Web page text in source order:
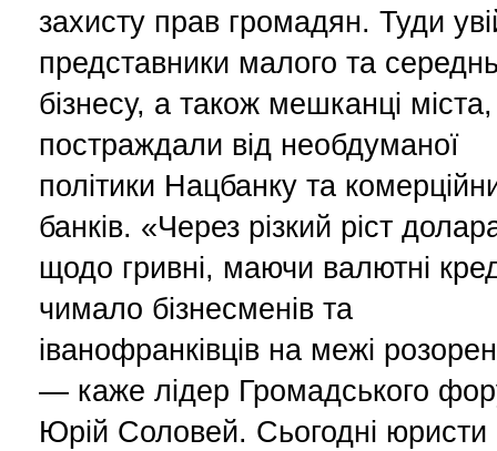
захисту прав громадян. Туди
представники малого та
бізнесу, а також мешканці міста,
постраждали від необдуманої
політики Нацбанку та
банків. «Через різкий ріст
щодо гривні, маючи валютні
чимало бізнесменів та
іванофранківців на межі
— каже лідер Громадського
Юрій Соловей. Сьогодні юристи